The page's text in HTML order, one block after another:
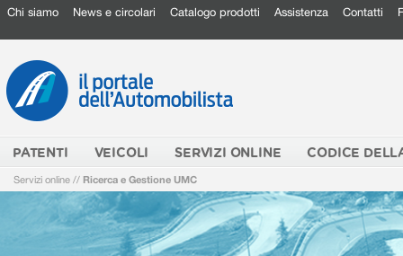
Chi siamo News e circolari Catalogo prodotti Assistenza Contatti
PATENTI VEICOLI SERVIZI ONLINE CODICE
Servizi online // Ricerca e Gestione UMC